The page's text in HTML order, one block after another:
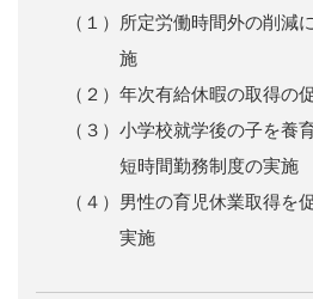
（１）所定労働時間外の削減
施
（２）年次有給休暇の取得の
（３）小学校就学後の子を養
短時間勤務制度の実施
（４）男性の育児休業取得を
実施